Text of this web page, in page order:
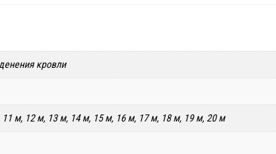
кровли
м, 12 м, 13 м, 14 м, 15 м, 16 м, 17 м, 18 м, 19 м, 20 м